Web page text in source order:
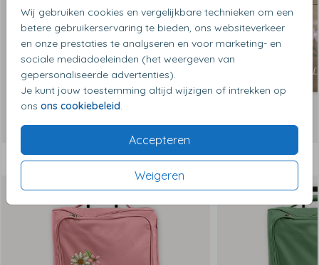
Wij gebruiken cookies en vergelijkbare technieken om een
betere gebruikerservaring te bieden, ons websiteverkeer
en onze prestaties te analyseren en voor marketing- en
sociale mediadoeleinden (het weergeven van
gepersonaliseerde advertenties).
Je kunt jouw toestemming altijd wijzigen of intrekken op
ons ons cookiebeleid
Accepteren
Weigeren
Dit vind je misschien ook leuk